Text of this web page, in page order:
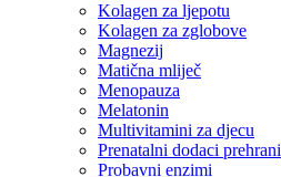
Kolagen za ljepotu
Kolagen za zglobove
Magnezij
Matična mliječ
Menopauza
Melatonin
Multivitamini za djecu
Prenatalni dodaci prehrani
Probavni enzimi